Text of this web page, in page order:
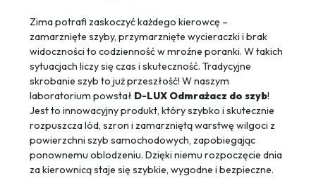
Zima potrafi zaskoczyć każdego kierowcę –
zamarznięte szyby, przymarznięte wycieraczki i brak
widoczności to codzienność w mroźne poranki. W takich
sytuacjach liczy się czas i skuteczność. Tradycyjne
skrobanie szyb to już przeszłość! W naszym
laboratorium powstał D-LUX Odmrażacz do szyb!
Jest to innowacyjny produkt, który szybko i skutecznie
rozpuszcza lód, szron i zamarzniętą warstwę wilgoci z
powierzchni szyb samochodowych, zapobiegając
ponownemu oblodzeniu. Dzięki niemu rozpoczęcie dnia
za kierownicą staje się szybkie, wygodne i bezpieczne.